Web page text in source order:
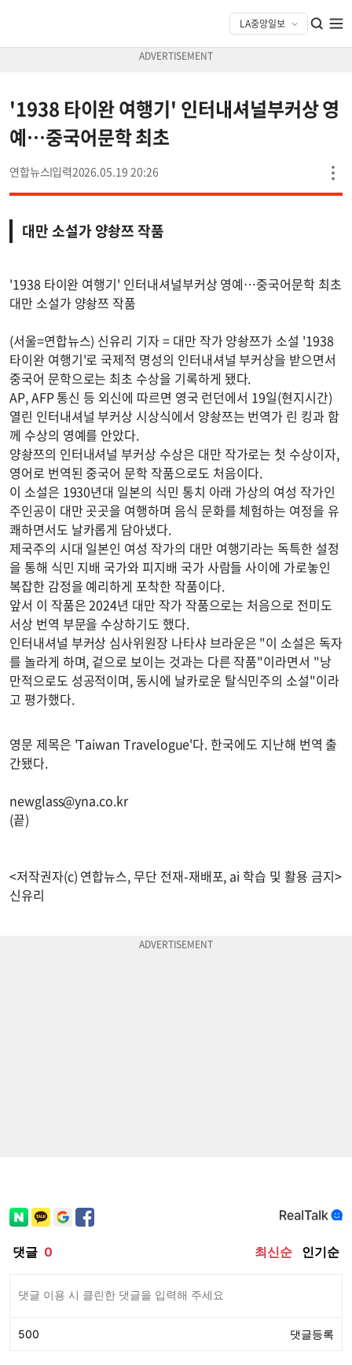
'1938 타이완 여행기' 인터내셔널부커상 영
예…중국어문학 최초
연합뉴스 2026.05.19 20:26
대만 소설가 양솽쯔 작품
'1938 타이완 여행기' 인터내셔널부커상 영예…중국어문학 최초
대만 소설가 양솽쯔 작품
(서울=연합뉴스) 신유리 기자 = 대만 작가 양솽쯔가 소설 '1938
타이완 여행기'로 국제적 명성의 인터내셔널 부커상을 받으면서
중국어 문학으로는 최초 수상을 기록하게 됐다.
AP, AFP 통신 등 외신에 따르면 영국 런던에서 19일(현지시간)
열린 인터내셔널 부커상 시상식에서 양솽쯔는 번역가 린 킹과 함
께 수상의 영예를 안았다.
양솽쯔의 인터내셔널 부커상 수상은 대만 작가로는 첫 수상이자,
영어로 번역된 중국어 문학 작품으로도 처음이다.
이 소설은 1930년대 일본의 식민 통치 아래 가상의 여성 작가인
주인공이 대만 곳곳을 여행하며 음식 문화를 체험하는 여정을 유
쾌하면서도 날카롭게 담아냈다.
제국주의 시대 일본인 여성 작가의 대만 여행기라는 독특한 설정
을 통해 식민 지배 국가와 피지배 국가 사람들 사이에 가로놓인
복잡한 감정을 예리하게 포착한 작품이다.
앞서 이 작품은 2024년 대만 작가 작품으로는 처음으로 전미도
서상 번역 부문을 수상하기도 했다.
인터내셔널 부커상 심사위원장 나타샤 브라운은 "이 소설은 독자
를 놀라게 하며, 겉으로 보이는 것과는 다른 작품"이라면서 "낭
만적으로도 성공적이며, 동시에 날카로운 탈식민주의 소설"이라
고 평가했다.
영문 제목은 'Taiwan Travelogue'다. 한국에도 지난해 번역 출
간됐다.
newglass@yna.co.kr
(끝)
<저작권자(c) 연합뉴스, 무단 전재-재배포, ai 학습 및 활용 금지>
신유리